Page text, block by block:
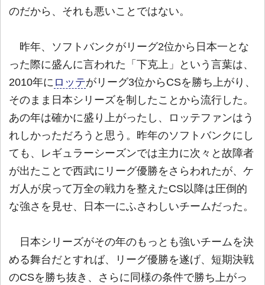
のだから、それも悪いことではない。
昨年、ソフトバンクがリーグ2位から日本一とな
った際に盛んに言われた「下克上」という言葉は、
2010年に ロッテがリーグ3位からCSを勝ち上がり、
そのまま日本シリーズを制したことから流行した。
あの年は確かに盛り上がったし、ロッテファンはう
れしかっただろうと思う。昨年のソフトバンクにし
ても、レギュラーシーズンでは主力に次々と故障者
が出たことで西武にリーグ優勝をさらわれたが、ケ
ガ人が戻って万全の戦力を整えたCS以降は圧倒的
な強さを見せ、日本一にふさわしいチームだった。
日本シリーズがその年のもっとも強いチームを決
める舞台だとすれば、リーグ優勝を遂げ、短期決戦
のCSを勝ち抜き、さらに同様の条件で勝ち上がっ